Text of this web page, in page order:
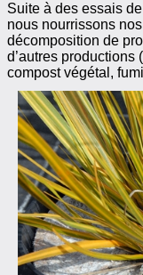
Suite à des essais
nous nourrissons
décomposition de
d’autres productions
compost végétal,